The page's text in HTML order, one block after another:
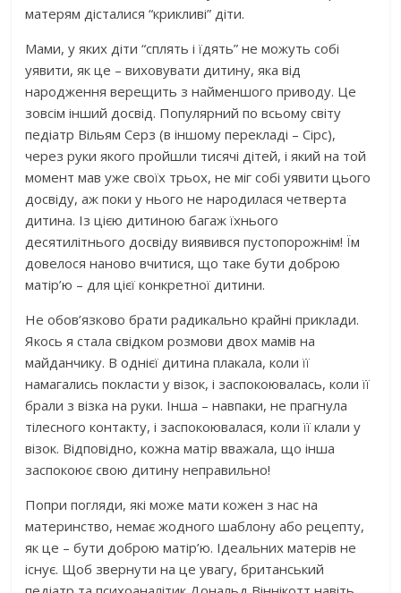
матерям дісталися “крикливі” діти.
Мами, у яких діти “сплять і їдять” не можуть собі
уявити, як це – виховувати дитину, яка від
народження верещить з найменшого приводу. Це
зовсім інший досвід. Популярний по всьому світу
педіатр Вільям Серз (в іншому перекладі – Сірс),
через руки якого пройшли тисячі дітей, і який на той
момент мав уже своїх трьох, не міг собі уявити цього
досвіду, аж поки у нього не народилася четверта
дитина. Із цією дитиною багаж їхнього
десятилітнього досвіду виявився пустопорожнім! Їм
довелося наново вчитися, що таке бути доброю
матір’ю – для цієї конкретної дитини.
Не обов’язково брати радикально крайні приклади.
Якось я стала свідком розмови двох мамів на
майданчику. В однієї дитина плакала, коли її
намагались покласти у візок, і заспокоювалась, коли її
брали з візка на руки. Інша – навпаки, не прагнула
тілесного контакту, і заспокоювалася, коли її клали у
візок. Відповідно, кожна матір вважала, що інша
заспокоює свою дитину неправильно!
Попри погляди, які може мати кожен з нас на
материнство, немає жодного шаблону або рецепту,
як це – бути доброю матір’ю. Ідеальних матерів не
існує. Щоб звернути на це увагу, британський